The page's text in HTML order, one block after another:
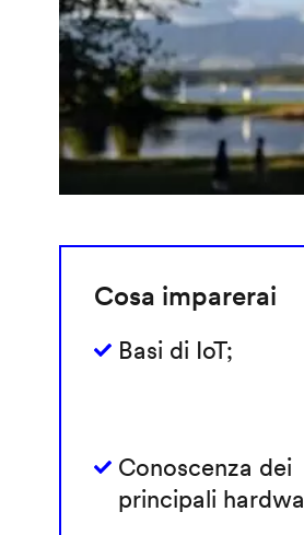
Cosa imparerai
Basi di IoT;
Conoscenza dei
principali